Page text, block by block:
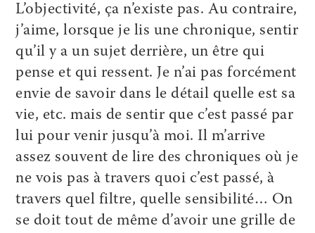
L’objectivité, ça n’existe pas. Au contraire,
j’aime, lorsque je lis une chronique, sentir
qu’il y a un sujet derrière, un être qui
pense et qui ressent. Je n’ai pas forcément
envie de savoir dans le détail quelle est sa
vie, etc. mais de sentir que c’est passé par
lui pour venir jusqu’à moi. Il m’arrive
assez souvent de lire des chroniques où je
ne vois pas à travers quoi c’est passé, à
travers quel filtre, quelle sensibilité… On
se doit tout de même d’avoir une grille de